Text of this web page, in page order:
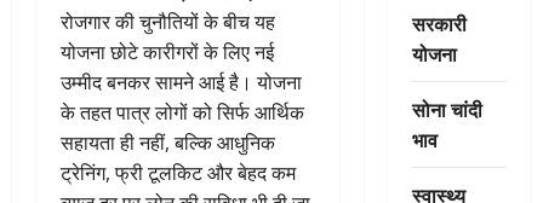
रोजगार की चुनौतियों के बीच यह
योजना छोटे कारीगरों के लिए नई
उम्मीद बनकर सामने आई है। योजना
के तहत पात्र लोगों को सिर्फ आर्थिक
सहायता ही नहीं, बल्कि आधुनिक
ट्रेनिंग, फ्री टूलकिट और बेहद कम
सरकारी
योजना
सोना चांदी
भाव
स्वास्थ्य